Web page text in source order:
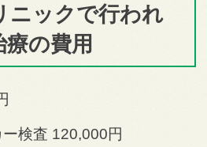
ニックで行われ
の費用
検査 120,000円